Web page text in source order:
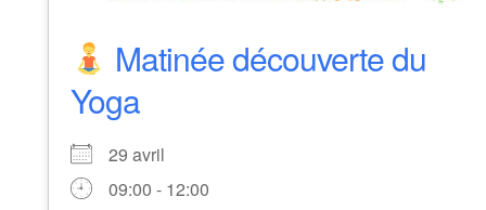
Matinée découverte du
Yoga
29 avril
09:00 - 12:00